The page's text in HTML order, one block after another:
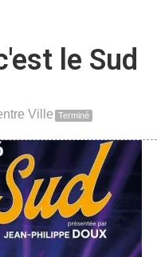
le Sud
Ville Terminé